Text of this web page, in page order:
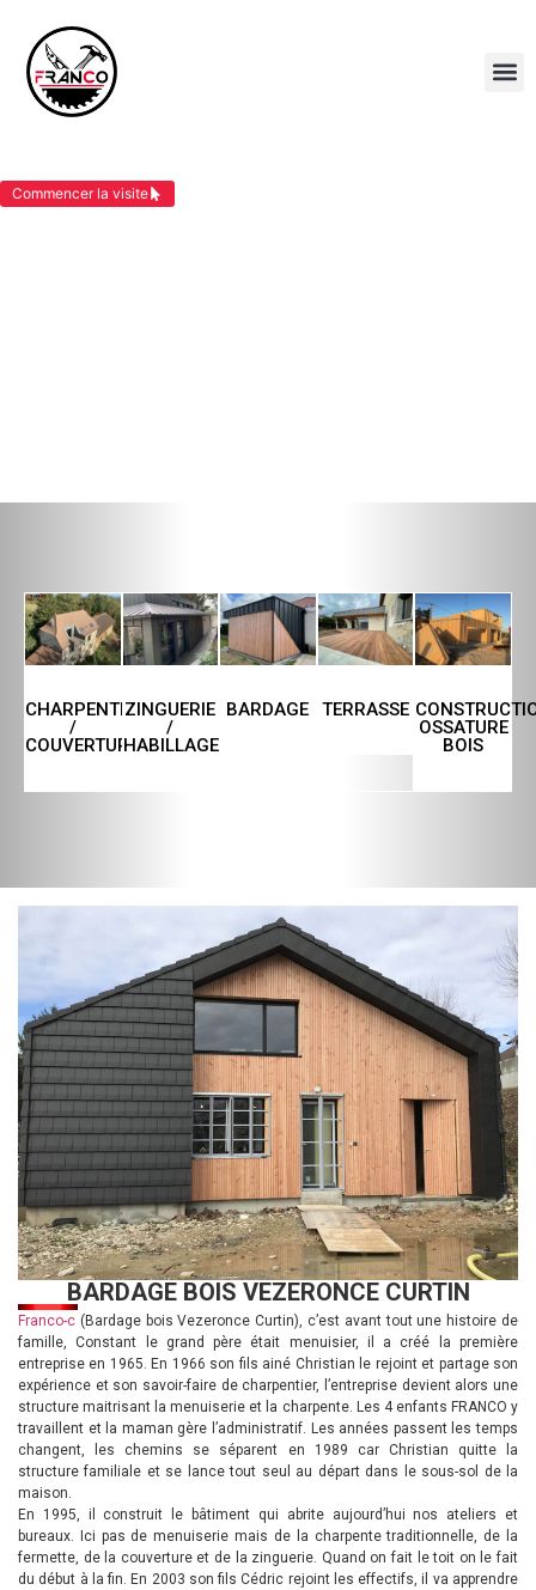
Commencer la visite
CHARPENTE
/
COUVERTURE
ZINGUERIE
/
HABILLAGE
BARDAGE TERRASSE
OSSATURE
BOIS
BARDAGE BOIS VEZERONCE CURTIN
Franco-c (Bardage bois Vezeronce Curtin), c’est avant tout une histoire de
famille, Constant le grand père était menuisier, il a créé la première
entreprise en 1965. En 1966 son fils ainé Christian le rejoint et partage son
expérience et son savoir-faire de charpentier, l’entreprise devient alors une
structure maitrisant la menuiserie et la charpente. Les 4 enfants FRANCO y
travaillent et la maman gère l’administratif. Les années passent les temps
changent, les chemins se séparent en 1989 car Christian quitte la
structure familiale et se lance tout seul au départ dans le sous-sol de la
maison.
En 1995, il construit le bâtiment qui abrite aujourd’hui nos ateliers et
bureaux. Ici pas de menuiserie mais de la charpente traditionnelle, de la
fermette, de la couverture et de la zinguerie. Quand on fait le toit on le fait
du début à la fin. En 2003 son fils Cédric rejoint les effectifs, il va apprendre